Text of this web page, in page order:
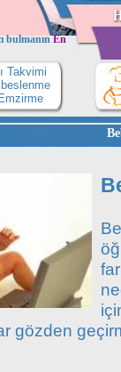
bulmanınEn
Takvimi
gözden